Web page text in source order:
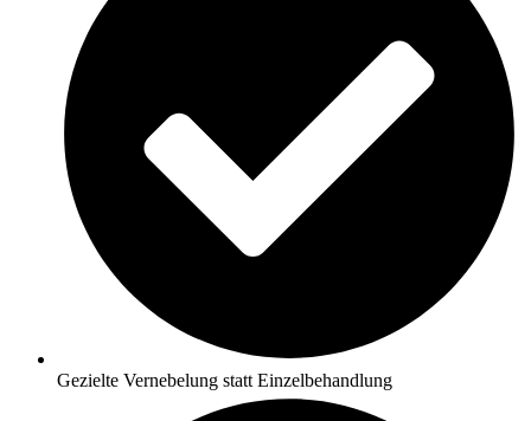
Gezielte Vernebelung statt Einzelbehandlung